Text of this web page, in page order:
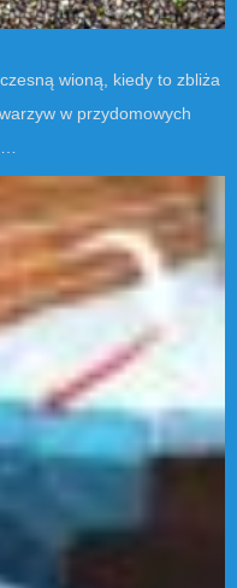
wioną, kiedy to zbliża
w przydomowych
…